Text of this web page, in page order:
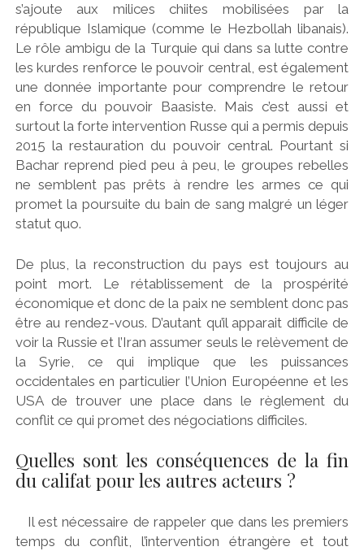
s’ajoute aux milices chiites mobilisées par la
république Islamique (comme le Hezbollah libanais).
Le rôle ambigu de la Turquie qui dans sa lutte contre
les kurdes renforce le pouvoir central, est également
une donnée importante pour comprendre le retour
en force du pouvoir Baasiste. Mais c’est aussi et
surtout la forte intervention Russe qui a permis depuis
2015 la restauration du pouvoir central. Pourtant si
Bachar reprend pied peu à peu, le groupes rebelles
ne semblent pas prêts à rendre les armes ce qui
promet la poursuite du bain de sang malgré un léger
statut quo.
De plus, la reconstruction du pays est toujours au
point mort. Le rétablissement de la prospérité
économique et donc de la paix ne semblent donc pas
être au rendez-vous. D’autant qu’il apparait difficile de
voir la Russie et l’Iran assumer seuls le relèvement de
la Syrie, ce qui implique que les puissances
occidentales en particulier l’Union Européenne et les
USA de trouver une place dans le règlement du
conflit ce qui promet des négociations difficiles.
Quelles sont les conséquences de la fin
du califat pour les autres acteurs ?
Il est nécessaire de rappeler que dans les premiers
temps du conflit, l’intervention étrangère et tout